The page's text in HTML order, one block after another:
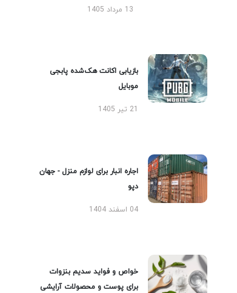
13 مرداد 1405
بازیابی اکانت هک‌شده پابجی
موبایل
21 تیر 1405
اجاره انبار برای لوازم منزل - جهان
دپو
04 اسفند 1404
خواص و فواید سدیم بنزوات
برای پوست و محصولات آرایشی